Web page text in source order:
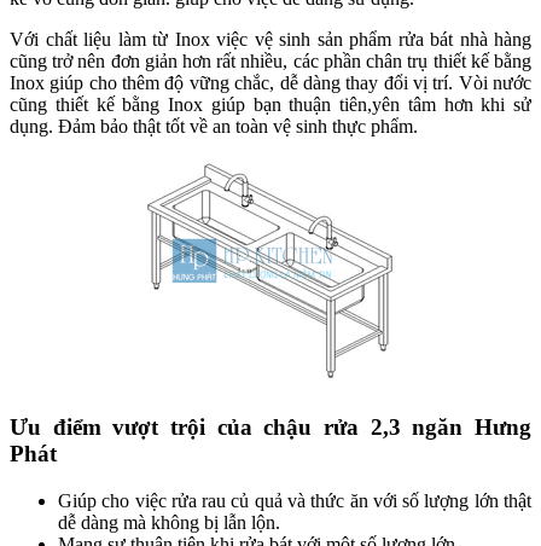
Với chất liệu làm từ Inox việc vệ sinh sản phẩm rửa bát nhà hàng
cũng trở nên đơn giản hơn rất nhiều, các phần chân trụ thiết kế bằng
Inox giúp cho thêm độ vững chắc, dễ dàng thay đổi vị trí. Vòi nước
cũng thiết kế bằng Inox giúp bạn thuận tiên,yên tâm hơn khi sử
dụng. Đảm bảo thật tốt về an toàn vệ sinh thực phẩm.
Ưu điểm vượt trội của chậu rửa 2,3 ngăn Hưng
Phát
Giúp cho việc rửa rau củ quả và thức ăn với số lượng lớn thật
dễ dàng mà không bị lẫn lộn.